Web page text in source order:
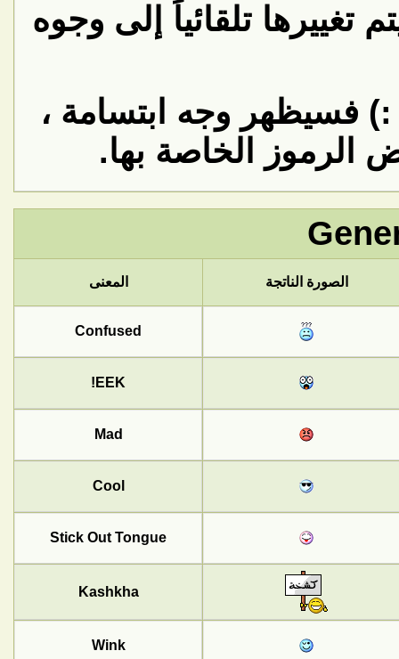
تلقائياً إلى وجوه
فسيظهر وجه ابتسامة ،
الخاصة بها.
الصورة الناتجة المعنى
Confused
EEK!
Mad
Cool
Stick Out Tongue
Kashkha
Wink